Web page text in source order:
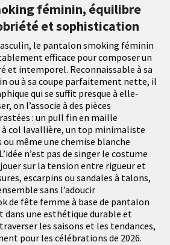
féminin, équilibre
et sophistication
le pantalon smoking féminin
efficace pour composer un
et intemporel. Reconnaissable à sa
ou à sa coupe parfaitement nette, il
qui se suffit presque à elle-
on l’associe à des pièces
: un pull fin en maille
à col lavallière, un top minimaliste
ou même une chemise blanche
n’est pas de singer le costume
sur la tension entre rigueur et
escarpins ou sandales à talons,
sans l’adoucir
de fête femme à base de pantalon
une esthétique durable et
les saisons et les tendances,
pour les célébrations de 2026.